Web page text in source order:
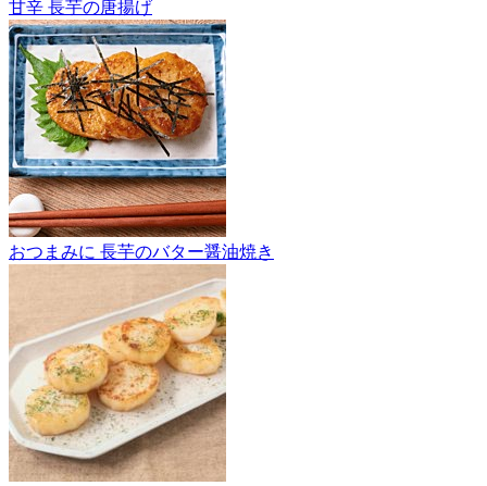
甘辛 長芋の唐揚げ
おつまみに 長芋のバター醤油焼き